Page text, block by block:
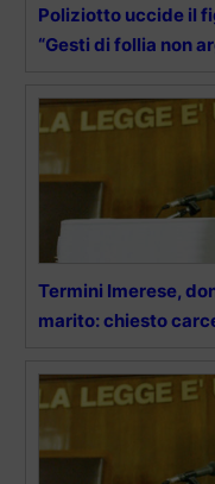
Poliziotto uccide il
“Gesti di follia non
Termini Imerese,
marito: chiesto